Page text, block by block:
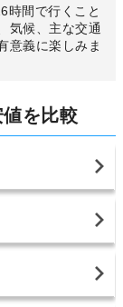
時間で行くこと
気候、主な交通
意義に楽しみま
を比較